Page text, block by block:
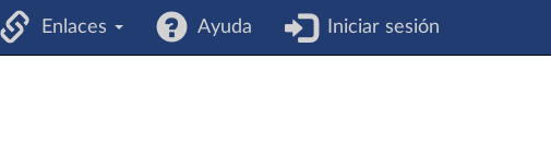
Enlaces Ayuda Iniciar sesión